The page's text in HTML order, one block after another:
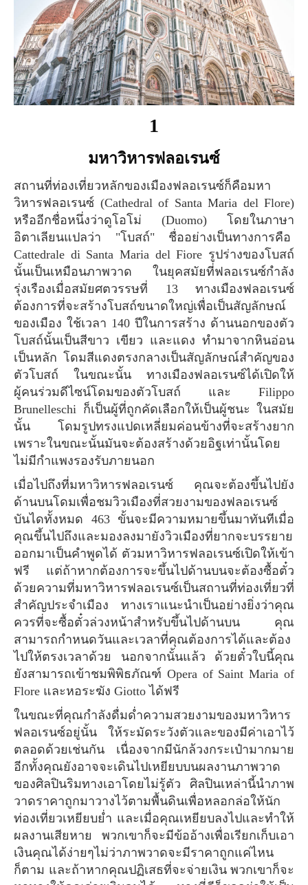
1
มหาวิหารฟลอเรนซ์
สถานที่ท่องเที่ยวหลักของเมืองฟลอเรนซ์ก็คือมหา
วิหารฟลอเรนซ์ (Cathedral of Santa Maria del Flore)
หรืออีกชื่อหนึ่งว่าดูโอโม่ (Duomo) โดยในภาษา
อิตาเลียนแปลว่า "โบสถ์" ชื่ออย่างเป็นทางการคือ
Cattedrale di Santa Maria del Fiore รูปร่างของโบสถ์
นั้นเป็นเหมือนภาพวาด ในยุคสมัยที่ฟลอเรนซ์กำลัง
รุ่งเรืองเมื่อสมัยศตวรรษที่ 13 ทางเมืองฟลอเรนซ์
ต้องการที่จะสร้างโบสถ์ขนาดใหญ่เพื่อเป็นสัญลักษณ์
ของเมือง ใช้เวลา 140 ปีในการสร้าง ด้านนอกของตัว
โบสถ์นั้นเป็นสีขาว เขียว และแดง ทำมาจากหินอ่อน
เป็นหลัก โดมสีแดงตรงกลางเป็นสัญลักษณ์สำคัญของ
ตัวโบสถ์ ในขณะนั้น ทางเมืองฟลอเรนซ์ได้เปิดให้
ผู้คนร่วมดีไซน์โดมของตัวโบสถ์ และ Filippo
Brunelleschi ก็เป็นผู้ที่ถูกคัดเลือกให้เป็นผู้ชนะ ในสมัย
นั้น โดมรูปทรงแปดเหลี่ยมค่อนข้างที่จะสร้างยาก
เพราะในขณะนั้นมันจะต้องสร้างด้วยอิฐเท่านั้นโดย
ไม่มีกำแพงรองรับภายนอก
เมื่อไปถึงที่มหาวิหารฟลอเรนซ์ คุณจะต้องขึ้นไปยัง
ด้านบนโดมเพื่อชมวิวเมืองที่สวยงามของฟลอเรนซ์
บันไดทั้งหมด 463 ขั้นจะมีความหมายขึ้นมาทันทีเมื่อ
คุณขึ้นไปถึงและมองลงมายังวิวเมืองที่ยากจะบรรยาย
ออกมาเป็นคำพูดได้ ตัวมหาวิหารฟลอเรนซ์เปิดให้เข้า
ฟรี แต่ถ้าหากต้องการจะขึ้นไปด้านบนจะต้องซื้อตั๋ว
ด้วยความที่มหาวิหารฟลอเรนซ์เป็นสถานที่ท่องเที่ยวที่
สำคัญประจำเมือง ทางเราแนะนำเป็นอย่างยิ่งว่าคุณ
ควรที่จะซื้อตั๋วล่วงหน้าสำหรับขึ้นไปด้านบน คุณ
สามารถกำหนดวันและเวลาที่คุณต้องการได้และต้อง
ไปให้ตรงเวลาด้วย นอกจากนั้นแล้ว ด้วยตั๋วใบนี้คุณ
ยังสามารถเข้าชมพิพิธภัณฑ์ Opera of Saint Maria of
Flore และหอระฆัง Giotto ได้ฟรี
ในขณะที่คุณกำลังดื่มด่ำความสวยงามของมหาวิหาร
ฟลอเรนซ์อยู่นั้น ให้ระมัดระวังตัวและของมีค่าเอาไว้
ตลอดด้วยเช่นกัน เนื่องจากมีนักล้วงกระเป๋ามากมาย
อีกทั้งคุณยังอาจจะเดินไปเหยียบบนผลงานภาพวาด
ของศิลปินริมทางเอาโดยไม่รู้ตัว ศิลปินเหล่านี้นำภาพ
วาดราคาถูกมาวางไว้ตามพื้นดินเพื่อหลอกล่อให้นัก
ท่องเที่ยวเหยียบย่ำ และเมื่อคุณเหยียบลงไปและทำให้
ผลงานเสียหาย พวกเขาก็จะมีข้ออ้างเพื่อเรียกเก็บเอา
เงินคุณได้ง่ายๆไม่ว่าภาพวาดจะมีราคาถูกแค่ไหน
ก็ตาม และถ้าหากคุณปฏิเสธที่จะจ่ายเงิน พวกเขาก็จะ